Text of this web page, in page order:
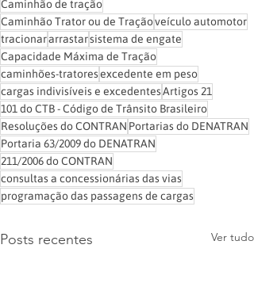
Caminhão de tração
Caminhão Trator ou de Traçãoveículo automotor
tracionararrastarsistema de engate
Capacidade Máxima de Tração
caminhões-tratoresexcedente em peso
cargas indivisíveis e excedentesArtigos 21
101 do CTB - Código de Trânsito Brasileiro
Resoluções do CONTRAN Portarias do DENATRAN
Portaria 63/2009 do DENATRAN
211/2006 do CONTRAN
consultas a concessionárias das vias
programação das passagens de cargas
Posts recentes Ver tudo